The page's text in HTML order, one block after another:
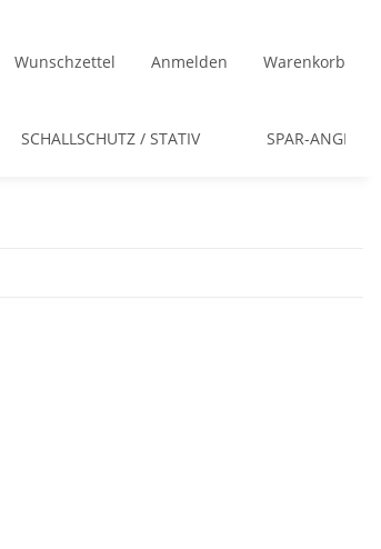
Wunschzettel Anmelden Warenkorb
SCHALLSCHUTZ / STATIV SPAR-